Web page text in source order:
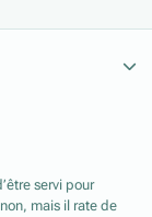
servi pour
mais il rate de